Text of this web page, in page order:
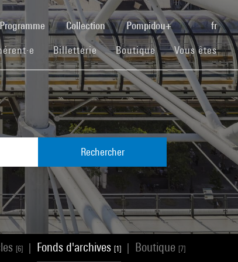
Programme Collection Pompidou+ fr
(current)
Billetterie(current)Boutique(current)Vous êtes
Rechercher
[6] Fonds d'archives [1] Boutique [7]